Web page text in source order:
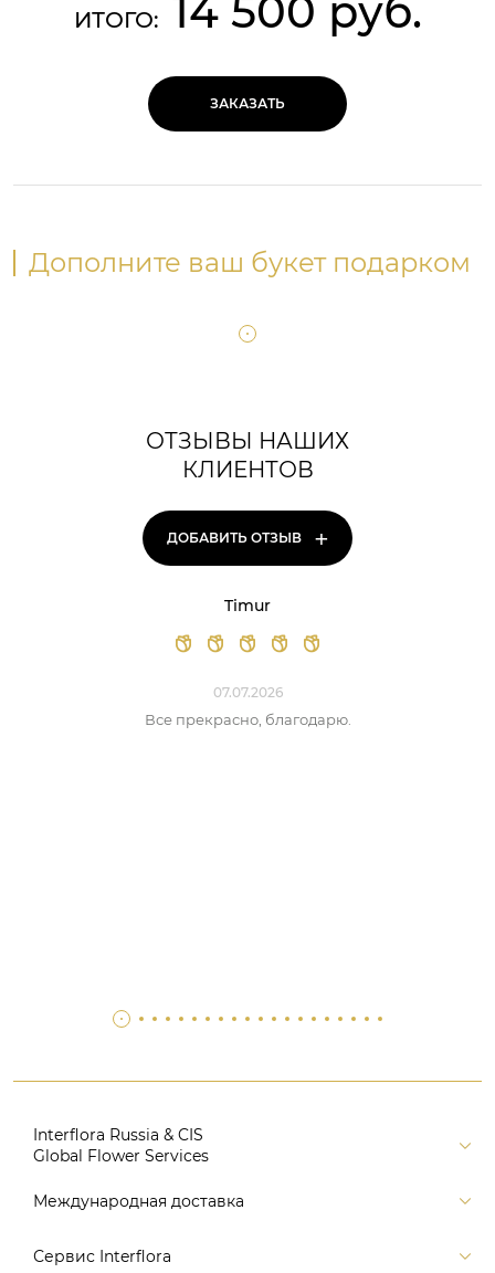
ИТОГО: 14 500 руб.
ЗАКАЗАТЬ
Дополните ваш букет подарком
ОТЗЫВЫ НАШИХ
КЛИЕНТОВ
ДОБАВИТЬ ОТЗЫВ +
Timur
07.07.2026
Все прекрасно, благодарю.
Interflora Russia & CIS
Global Flower Services
Версия для печати
Поиск
Международная доставка
Россия
Сервис Interflora